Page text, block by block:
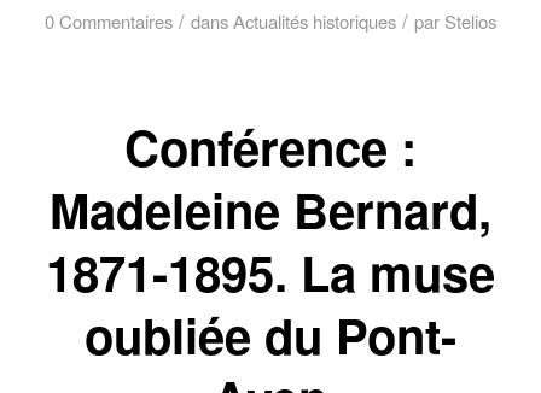
0 Commentaires / dans Actualités historiques / par Stelios
Conférence :
Madeleine Bernard,
1871-1895. La muse
oubliée du Pont-